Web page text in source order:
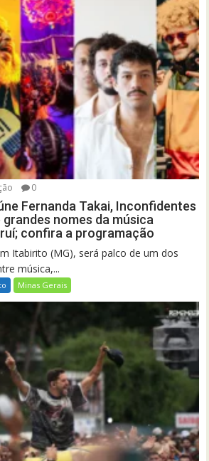
0
Fernanda Takai, Inconfidentes
nomes da música
confira a programação
Itabirito (MG), será palco de um dos
música,...
Minas Gerais